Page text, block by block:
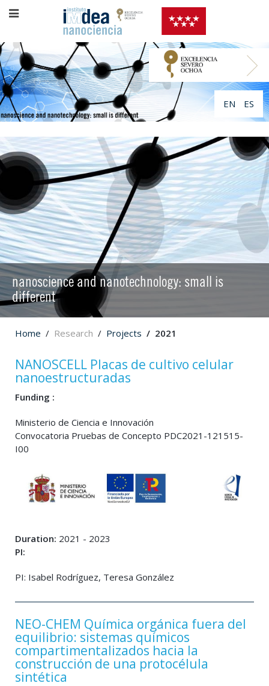
EN ES
nanoscience and nanotechnology: small is
different
Home Research Projects 2021
NANOSCELL Placas de cultivo celular
nanoestructuradas
Funding :
Ministerio de Ciencia e Innovación
Convocatoria Pruebas de Concepto PDC2021-121515-
I00
Duration: 2021 - 2023
PI:
PI: Isabel Rodríguez, Teresa González
NEO-CHEM Química orgánica fuera del
equilibrio: sistemas químicos
compartimentalizados hacia la
construcción de una protocélula
sintética